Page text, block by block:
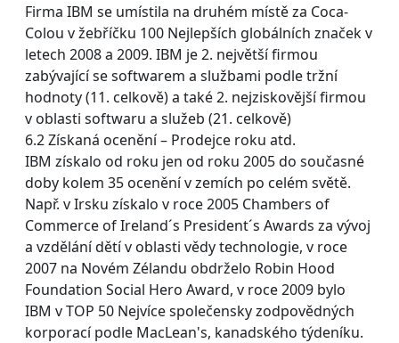
Firma IBM se umístila na druhém místě za Coca-
Colou v žebříčku 100 Nejlepších globálních značek v
letech 2008 a 2009. IBM je 2. největší firmou
zabývající se softwarem a službami podle tržní
hodnoty (11. celkově) a také 2. nejziskovější firmou
v oblasti softwaru a služeb (21. celkově)
6.2 Získaná ocenění – Prodejce roku atd.
IBM získalo od roku jen od roku 2005 do současné
doby kolem 35 ocenění v zemích po celém světě.
Např. v Irsku získalo v roce 2005 Chambers of
Commerce of Ireland´s President´s Awards za vývoj
a vzdělání dětí v oblasti vědy technologie, v roce
2007 na Novém Zélandu obdrželo Robin Hood
Foundation Social Hero Award, v roce 2009 bylo
IBM v TOP 50 Nejvíce společensky zodpovědných
korporací podle MacLean's, kanadského týdeníku.